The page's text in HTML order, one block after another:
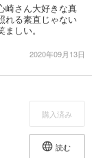
崎さん大好きな真
れる素直じゃない
しい。
2020年09月13日
購入済み
読む